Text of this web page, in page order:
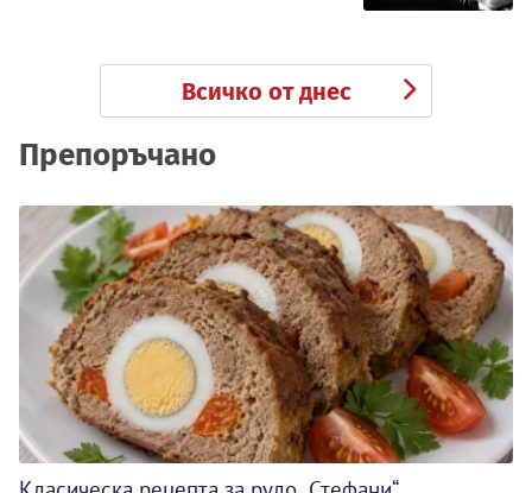
Всичко от днес
Препоръчано